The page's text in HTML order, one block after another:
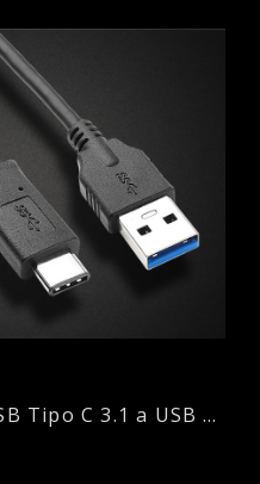
Cable USB Tipo C 3.1 a USB AM 3.0 - 1,80mts.